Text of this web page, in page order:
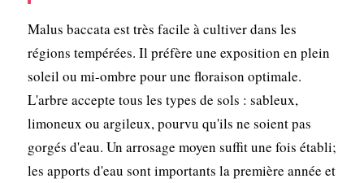
Malus baccata est très facile à cultiver dans les
régions tempérées. Il préfère une exposition en plein
soleil ou mi-ombre pour une floraison optimale.
L'arbre accepte tous les types de sols : sableux,
limoneux ou argileux, pourvu qu'ils ne soient pas
gorgés d'eau. Un arrosage moyen suffit une fois établi;
les apports d'eau sont importants la première année et